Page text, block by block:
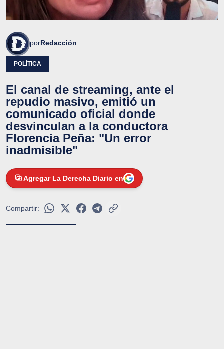
porRedacción
POLÍTICA
El canal de streaming, ante el
repudio masivo, emitió un
comunicado oficial donde
desvinculan a la conductora
Florencia Peña: "Un error
inadmisible"
Agregar La Derecha Diario en
Compartir: